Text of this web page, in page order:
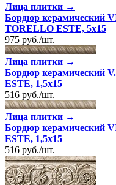
Лица плитки →
Бордюр керамический
TORELLO ESTE, 5x15
975 руб./шт.
Лица плитки →
Бордюр керамический
ESTE, 1,5x15
516 руб./шт.
Лица плитки →
Бордюр керамический
ESTE, 1,5x15
516 руб./шт.